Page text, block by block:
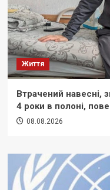
Життя
Втрачений навесні,
4 роки в полоні,
08.08.2026